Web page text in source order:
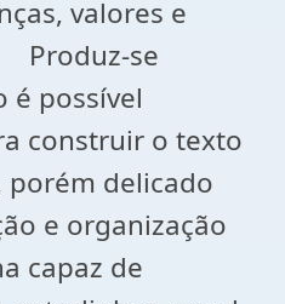
valores e
se
é possível
construir o texto
porém delicado
e organização
capaz de